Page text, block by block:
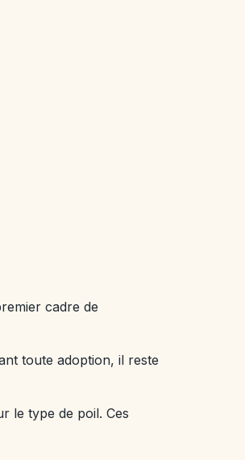
cadre de
toute adoption, il reste
le type de poil. Ces